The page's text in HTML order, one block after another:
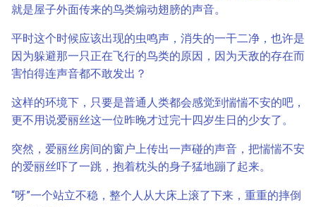
就是屋子外面传来的鸟类煽动翅膀的声音。
平时这个时候应该出现的虫鸣声，消失的一干二净，也许是
因为躲避那一只正在飞行的鸟类的原因，因为天敌的存在而
害怕得连声音都不敢发出？
这样的环境下，只要是普通人类都会感觉到惴惴不安的吧，
更不用说爱丽丝这一位昨晚才过完十四岁生日的少女了。
突然，爱丽丝房间的窗户上传出一声碰的声音，把惴惴不安
的爱丽丝吓了一跳，抱着枕头的身子猛地蹦了起来。
“呀”一个站立不稳，整个人从大床上滚了下来，重重的摔倒